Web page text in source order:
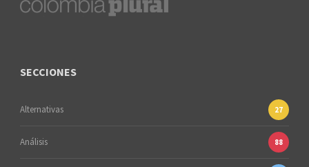
SECCIONES
Alternativas 27
Análisis 88